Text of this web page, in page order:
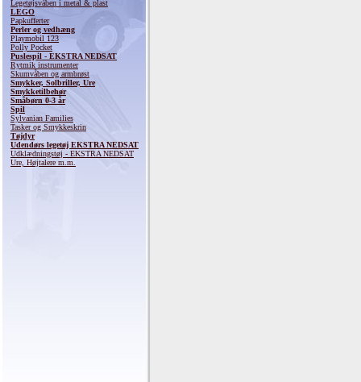
Legetøjsvåben i metal & plast
LEGO
Papkufferter
Perler og vedhæng
Playmobil 123
Polly Pocket
Puslespil - EKSTRA NEDSAT
Rytmik instrumenter
Skumvåben og armbrøst
Smykker, Solbriller, Ure
Smykketilbehør
Småbørn 0-3 år
Spil
Sylvanian Families
Tasker og Smykkeskrin
Tøjdyr
Udendørs legetøj EKSTRA NEDSAT
Udklædningstøj - EKSTRA NEDSAT
Ure, Højtalere m.m.